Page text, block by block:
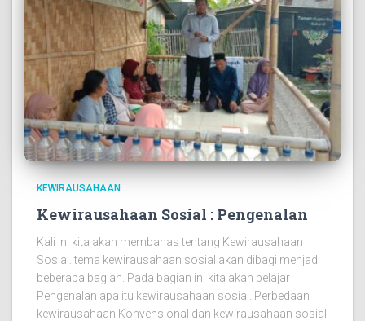
KEWIRAUSAHAAN
Kewirausahaan Sosial : Pengenalan
Kali ini kita akan membahas tentang Kewirausahaan
Sosial. tema kewirausahaan sosial akan dibagi menjadi
beberapa bagian. Pada bagian ini kita akan belajar
Pengenalan apa itu kewirausahaan sosial. Perbedaan
kewirausahaan Konvensional dan kewirausahaan sosial